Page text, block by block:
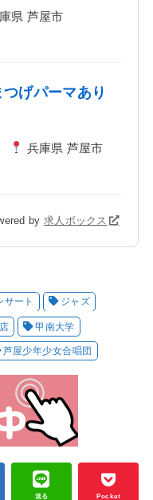
県 芦屋市
げパーマあり
兵庫県 芦屋市
by 求人ボックス
サート ジャズ
甲南大学
芦屋少年少女合唱団
送る Pocket